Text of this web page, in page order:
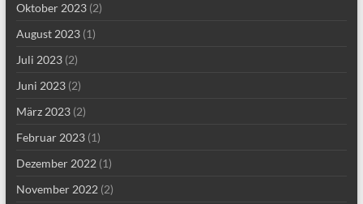
Oktober 2023(2)
August 2023(1)
Juli 2023(2)
Juni 2023(2)
März 2023(2)
Februar 2023(1)
Dezember 2022(1)
November 2022(2)